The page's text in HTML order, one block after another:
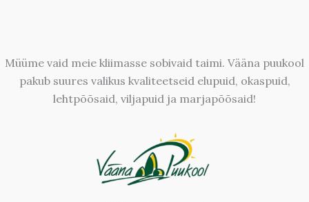
Müüme vaid meie kliimasse sobivaid taimi. Vääna puukool
pakub suures valikus kvaliteetseid elupuid, okaspuid,
lehtpõõsaid, viljapuid ja marjapõõsaid!